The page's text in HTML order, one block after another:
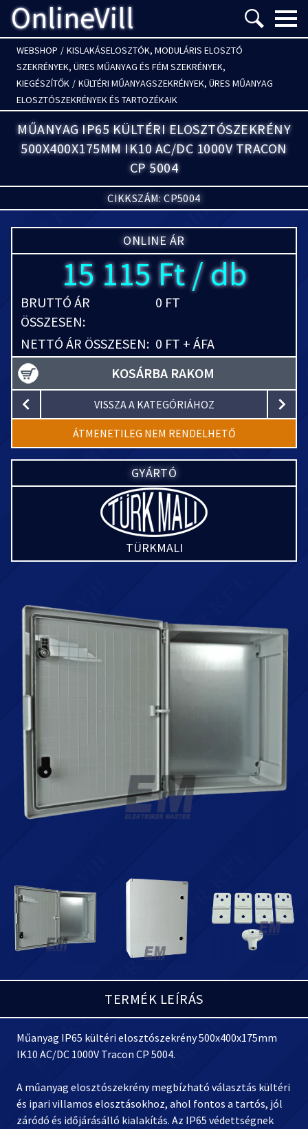
OnlineVill Menü
WEBSHOP / KISLAKÁSELOSZTÓK, MODULÁRIS ELOSZTÓ
SZEKRÉNYEK, ÜRES MŰANYAG ÉS FÉM SZEKRÉNYEK,
KIEGÉSZÍTŐK / KÜLTÉRI MŰANYAGSZEKRÉNYEK, ÜRES MŰANYAG
ELOSZTÓSZEKRÉNYEK ÉS TARTOZÉKAIK
MŰANYAG IP65 KÜLTÉRI ELOSZTÓSZEKRÉNY
500X400X175MM IK10 AC/DC 1000V TRACON
CP 5004
CIKKSZÁM: CP5004
ONLINE ÁR
15 115 Ft / db
BRUTTÓ ÁR
ÖSSZESEN:
0 FT
NETTÓ ÁR ÖSSZESEN: 0 FT + ÁFA
KOSÁRBA RAKOM
VISSZA A KATEGÓRIÁHOZ
ÁTMENETILEG NEM RENDELHETŐ
GYÁRTÓ
TÜRKMALI
TERMÉK LEÍRÁS
Műanyag IP65 kültéri elosztószekrény 500x400x175mm
IK10 AC/DC 1000V Tracon CP 5004.
A műanyag elosztószekrény megbízható választás kültéri
és ipari villamos elosztásokhoz, ahol fontos a tartós, jól
záródó és időjárásálló kialakítás. Az IP65 védettségnek